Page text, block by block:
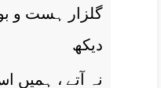
گلزار ہست و
ديکھ
نہ آتے ، ہميں